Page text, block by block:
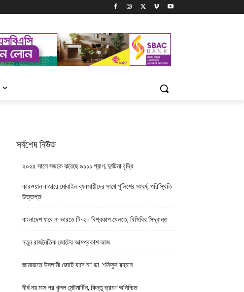
সর্বশেষ নিউজ
২০২৫ সালে সড়কে ঝরেছে ৯১১১ প্রাণ, দুর্ঘটনা বৃদ্ধি
কারওয়ান বাজারে মোবাইল ব্যবসায়ীদের সাথে পুলিশের সংঘর্ষ, পরিস্থিতি
উত্তপ্ত
বাংলাদেশ যাবে না ভারতে টি-২০ বিশ্বকাপ খেলতে, বিসিবির সিদ্ধান্ত
নতুন রাজনৈতিক জোটের আত্মপ্রকাশ আজ
জামায়াতে ইসলামী জোটে যাবে না: ডা. শফিকুর রহমান
দীর্ঘ নয় মাস পর খুলল সেন্টমার্টিন, কিন্তু ভ্রমণ অনিশ্চিত